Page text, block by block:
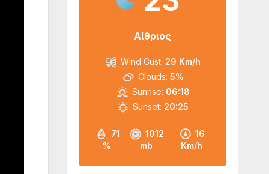
Αίθριος
71
%
1012
mb
16
Km/h
Wind Gust: 29 Km/h
Clouds: 5%
Sunrise: 06:18
Sunset: 20:25